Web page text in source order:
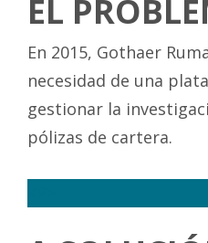
EL
En 2015, Gothaer
necesidad de una
gestionar la
pólizas de cartera.